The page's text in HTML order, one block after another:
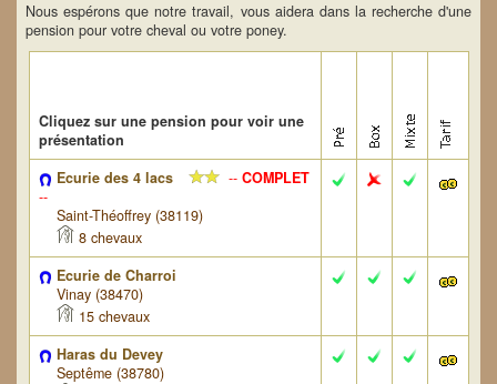
Nous espérons que notre travail, vous aidera dans la recherche d'une
pension pour votre cheval ou votre poney.
Cliquez sur une pension pour voir une
présentation
Ecurie des 4 lacs
-- COMPLET
--
Saint-Théoffrey (38119)
8 chevaux
Ecurie de Charroi
Vinay (38470)
15 chevaux
Haras du Devey
Septême (38780)